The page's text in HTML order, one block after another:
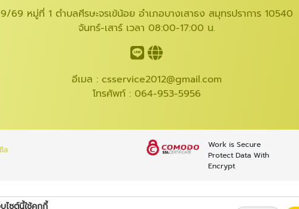
9/69 หมู่ที่ 1 ตำบลศีรษะจรเข้น้อย อำเภอบางเสาธง สมุทรปราการ 10540
จันทร์-เสาร์ เวลา 08:00-17:00 น.
อีเมล : csservice2012@gmail.com
โทรศัพท์ : 064-953-5956
ล
Work is Secure
Protect Data With
Encrypt
บไซต์นี้ใช้คุกกี้